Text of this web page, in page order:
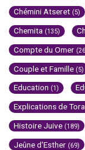
Chémini Atseret (5)
Chemita (135)
Compte du Omer
Couple et Famille (5)
Education (1)
Explications de
Histoire Juive (189)
Jeûne d'Esther (69)